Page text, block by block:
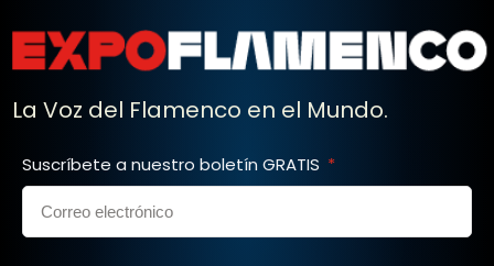
La Voz del Flamenco en el Mundo.
Suscríbete a nuestro boletín GRATIS